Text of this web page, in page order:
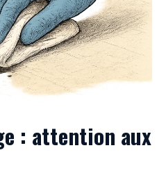
: attention aux